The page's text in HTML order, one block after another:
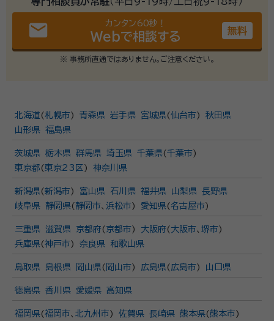
email カンタン60秒！
Webで相談する 無料
※ 事務所直通ではありません。ご注意ください。
北海道 (札幌市) 青森県 岩手県 宮城県(仙台市)
秋田県
山形県 福島県
茨城県 栃木県 群馬県 埼玉県 千葉県(千葉市)
東京都 (東京23区) 神奈川県
新潟県(新潟市) 富山県 石川県 福井県 山梨県 長野県
岐阜県
静岡県(静岡市、 浜松市) 愛知県(名古屋市)
三重県 滋賀県 京都府(京都市) 大阪府(大阪市、 堺市)
兵庫県(神戸市) 奈良県 和歌山県
鳥取県 島根県 岡山県( 岡山市) 広島県(広島市) 山口県
徳島県 香川県 愛媛県 高知県
福岡県(福岡市、 北九州市) 佐賀県 長崎県 熊本県(熊本市)